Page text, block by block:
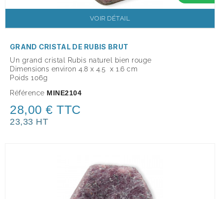
VOIR DÉTAIL
GRAND CRISTAL DE RUBIS BRUT
Un grand cristal Rubis naturel bien rouge
Dimensions environ 4.8 x 4.5 x 1.6 cm
Poids 106g
Référence MINE2104
28,00 € TTC
23,33 HT